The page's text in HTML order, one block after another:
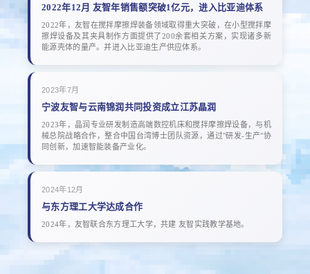
2022年12月 友智年销售额突破1亿元，进入比亚迪体系
2022年，友智在搅拌摩擦焊装备领域取得重大突破，在小型搅拌摩
擦焊设备及其夹具制作方面提供了200余套相关方案，实现诸多新
能源壳体的量产。并进入比亚迪生产供应体系。
2023年7月
宁波友智与云南锦润共同投资成立江苏晶润
2023年，晶润专业研发制造高端数控机床和搅拌摩擦焊设备，与机
械总院战略合作，整合中国台湾博士团队资源，通过"研发-生产"协
同创新，加速智能装备产业化。
2024年12月
与东方理工大学达成合作
2024年，友智联合东方理工大学，共建 友智实践教学基地。